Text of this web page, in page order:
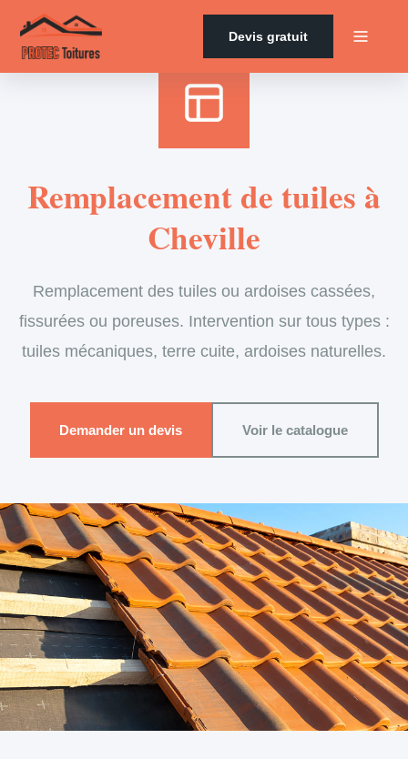
Devis gratuit
Remplacement de tuiles à
Cheville
Remplacement des tuiles ou ardoises cassées,
fissurées ou poreuses. Intervention sur tous types :
tuiles mécaniques, terre cuite, ardoises naturelles.
Demander un devis Voir le catalogue